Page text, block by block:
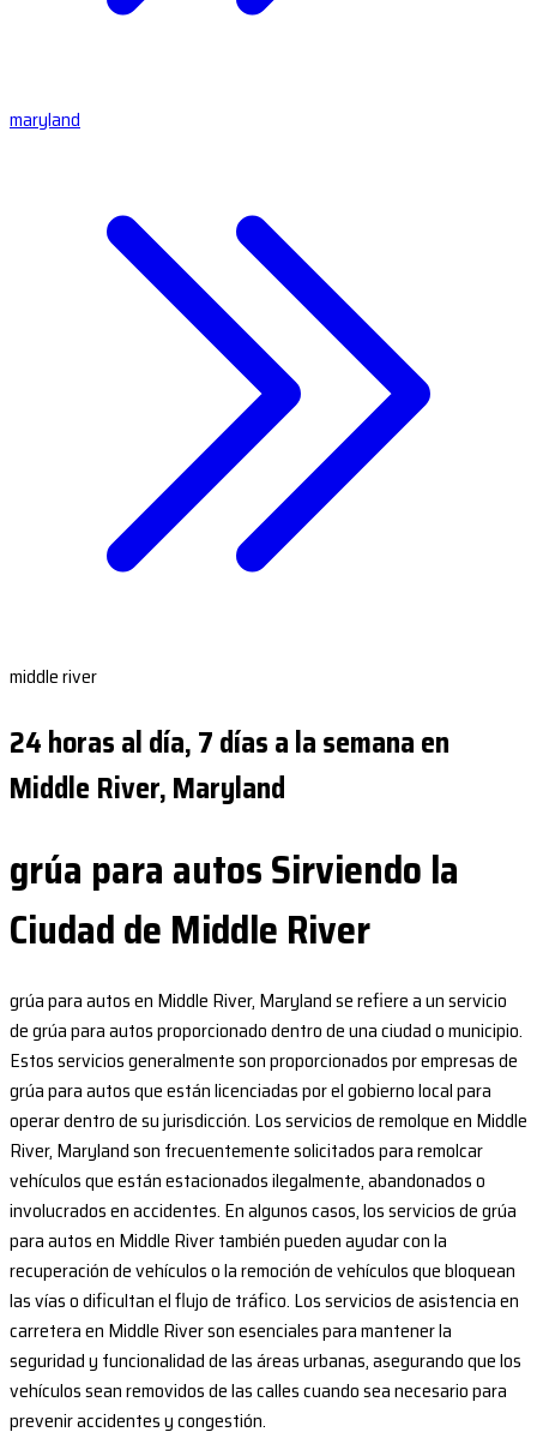
maryland
middle river
24 horas al día, 7 días a la semana en
Middle River, Maryland
grúa para autos Sirviendo la
Ciudad de Middle River
grúa para autos en Middle River, Maryland se refiere a un servicio
de grúa para autos proporcionado dentro de una ciudad o municipio.
Estos servicios generalmente son proporcionados por empresas de
grúa para autos que están licenciadas por el gobierno local para
operar dentro de su jurisdicción. Los servicios de remolque en Middle
River, Maryland son frecuentemente solicitados para remolcar
vehículos que están estacionados ilegalmente, abandonados o
involucrados en accidentes. En algunos casos, los servicios de grúa
para autos en Middle River también pueden ayudar con la
recuperación de vehículos o la remoción de vehículos que bloquean
las vías o dificultan el flujo de tráfico. Los servicios de asistencia en
carretera en Middle River son esenciales para mantener la
seguridad y funcionalidad de las áreas urbanas, asegurando que los
vehículos sean removidos de las calles cuando sea necesario para
prevenir accidentes y congestión.